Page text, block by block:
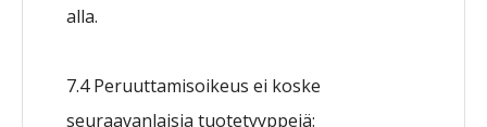
alla.
7.4 Peruuttamisoikeus ei koske
seuraavanlaisia tuotetyyppejä: